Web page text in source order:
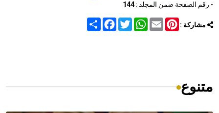
- رقم الصفحة ضمن المجلد :144
مشاركة : Share
FacebookTwitter
WhatsAppEmail
Pinterest
متنوع